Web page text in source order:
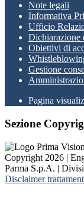
Note legali
Informativa
Ufficio
Dichiarazione
Obiettivi di
Gestione
Pagina
Sezione
Copyright 2026 |
Parma S.p.A. |
Disclaimer